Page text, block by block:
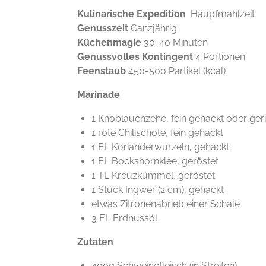
Kulinarische Expedition Haupfmahlzeit
GenusszeitGanzjährig
Küchenmagie 30-40 Minuten
Genussvolles Kontingent4 Portionen
Feenstaub450-500 Partikel (kcal)
Marinade
1 Knoblauchzehe, fein gehackt oder
1 rote Chilischote, fein gehackt
1 EL Korianderwurzeln, gehackt
1 EL Bockshornklee, geröstet
1 TL Kreuzkümmel, geröstet
1 Stück Ingwer (2 cm), gehackt
etwas Zitronenabrieb einer Schale
3 EL Erdnussöl
Zutaten